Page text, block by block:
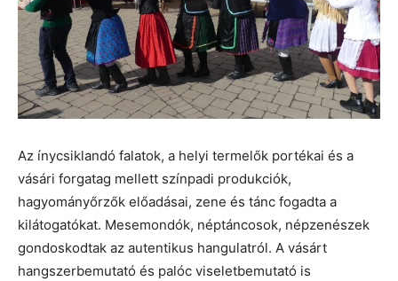
Az ínycsiklandó falatok, a helyi termelők portékai és a
vásári forgatag mellett színpadi produkciók,
hagyományőrzők előadásai, zene és tánc fogadta a
kilátogatókat. Mesemondók, néptáncosok, népzenészek
gondoskodtak az autentikus hangulatról. A vásárt
hangszerbemutató és palóc viseletbemutató is